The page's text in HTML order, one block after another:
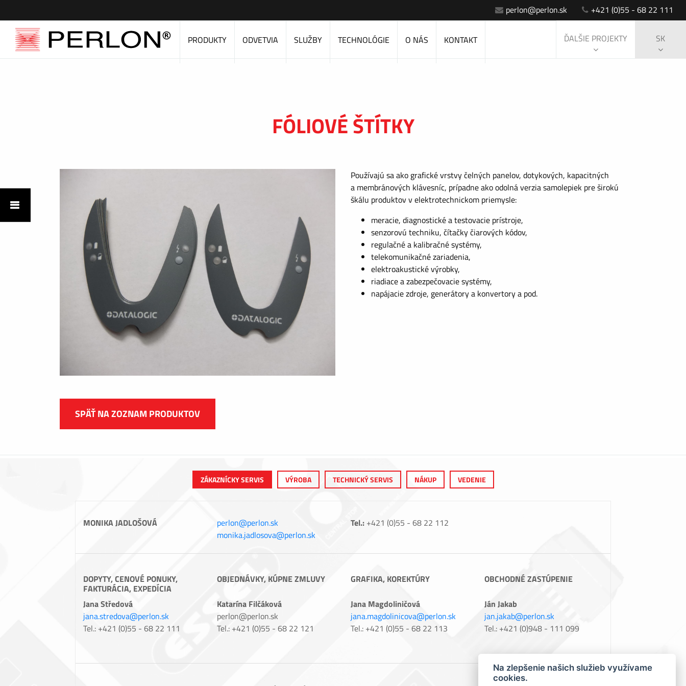
perlon@perlon.sk +421 (0)55 - 68 22 111
PRODUKTY ODVETVIA SLUŽBY TECHNOLÓGIE O NÁS KONTAKT ĎALŠIE PROJEKTY SK
FÓLIOVÉ ŠTÍTKY
Používajú sa ako grafické vrstvy čelných panelov, dotykových, kapacitných
a membránových klávesníc, prípadne ako odolná verzia samolepiek pre širokú
škálu produktov v elektrotechnickom priemysle:
meracie, diagnostické a testovacie prístroje,
senzorovú techniku, čítačky čiarových kódov,
regulačné a kalibračné systémy,
telekomunikačné zariadenia,
elektroakustické výrobky,
riadiace a zabezpečovacie systémy,
napájacie zdroje, generátory a konvertory a pod.
SPÄŤ NA ZOZNAM PRODUKTOV
ZÁKAZNÍCKY SERVIS VÝROBA TECHNICKÝ SERVIS NÁKUP VEDENIE
MONIKA JADLOŠOVÁ
perlon@perlon.sk
monika.jadlosova@perlon.sk
Tel.: +421 (0)55 - 68 22 112
DOPYTY, CENOVÉ PONUKY,
FAKTURÁCIA, EXPEDÍCIA
Jana Středová
jana.stredova@perlon.sk
Tel.: +421 (0)55 - 68 22 111
OBJEDNÁVKY, KÚPNE ZMLUVY
Katarína Filčáková
perlon@perlon.sk
Tel.: +421 (0)55 - 68 22 121
GRAFIKA, KOREKTÚRY
Jana Magdoliničová
jana.magdolinicova@perlon.sk
Tel.: +421 (0)55 - 68 22 113
OBCHODNÉ ZASTÚPENIE
Ján Jakab
jan.jakab@perlon.sk
Tel.: +421 (0)948 - 111 099
Na zlepšenie našich služieb využívame
cookies.